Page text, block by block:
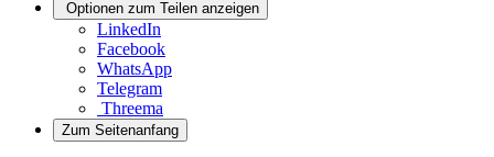
Optionen zum Teilen anzeigen
LinkedIn
Facebook
WhatsApp
Telegram
Threema
Zum Seitenanfang